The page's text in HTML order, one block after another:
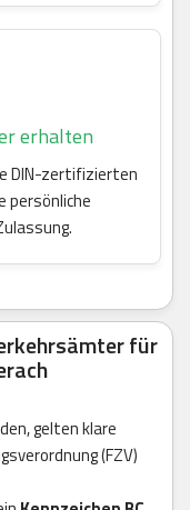
erhalten
DIN-zertifizierten
persönliche
für
gelten klare
(FZV)